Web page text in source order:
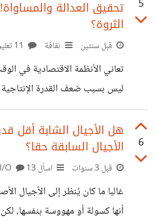
يعرفون أن القرارات تُصنع بسرعة
الضعفاء، فحياتهم مليئة
هدف ويضيعون الساعات في الحديث
5 تحقيق العدالة
الثروة؟
قبل سنتين ثقافة
تعاني الأنظمة الاقتصادية في
ليس بسبب ضعف القدرة الإنتاجية
نتيجة للتوزيع غير العادل
معينة من الناس ..فإن مشكلة
الاقتصادي المعاصر تكمن في
ضرائب تساهم في إفقار ذوي
مُلحة لتكتل إقليمي أو دولي
الأقل لمواجهة المشكلات
6
هل الأجيال الشابة أقل
الأجيال السابقة حقا؟
قبل 3 سنوات اسأل I/O 13 تعليق
غالبا ما كان يُنظر إلى الأجيال
أنها كسولة أو مهووسة بنفسها،